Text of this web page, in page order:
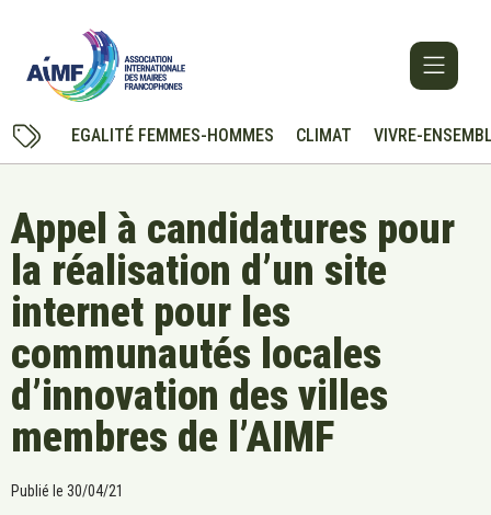
EGALITÉ FEMMES-HOMMES CLIMAT VIVRE-
Appel à candidatures pour
la réalisation d’un site
internet pour les
communautés locales
d’innovation des villes
membres de l’AIMF
Publié le 30/04/21